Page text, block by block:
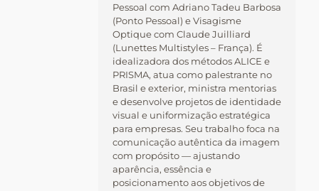
Pessoal com Adriano Tadeu Barbosa
(Ponto Pessoal) e Visagisme
Optique com Claude Juilliard
(Lunettes Multistyles – França). É
idealizadora dos métodos ALICE e
PRISMA, atua como palestrante no
Brasil e exterior, ministra mentorias
e desenvolve projetos de identidade
visual e uniformização estratégica
para empresas. Seu trabalho foca na
comunicação autêntica da imagem
com propósito — ajustando
aparência, essência e
posicionamento aos objetivos de